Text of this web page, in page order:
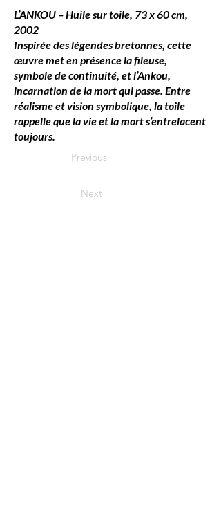
L’ANKOU – Huile sur toile, 73 x 60 cm,
2002
Inspirée des légendes bretonnes, cette
œuvre met en présence la fileuse,
symbole de continuité, et l’Ankou,
incarnation de la mort qui passe. Entre
réalisme et vision symbolique, la toile
rappelle que la vie et la mort s’entrelacent
toujours.
Previous
Next